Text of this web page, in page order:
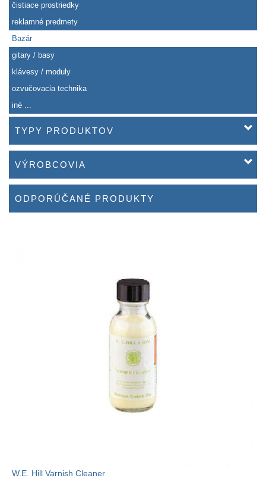
čistiace prostriedky
reklamné predmety
Bazár
gitary / basy
klávesy / moduly
ozvučovacia technika
iné ...
TYPY PRODUKTOV
VÝROBCOVIA
ODPORÚČANÉ PRODUKTY
W.E. Hill Varnish Cleaner